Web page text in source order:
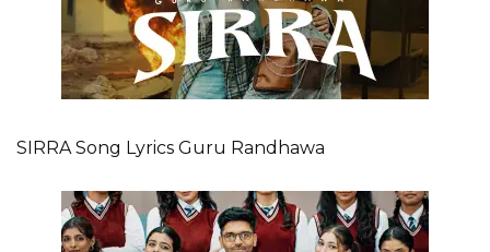
SIRRA Song Lyrics Guru Randhawa